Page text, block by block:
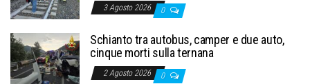
3 Agosto 2026 0
Schianto tra autobus, camper e due auto,
cinque morti sulla ternana
2 Agosto 2026 0